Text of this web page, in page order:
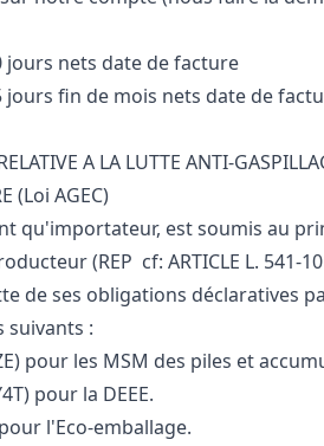
jours nets date de facture
jours fin de mois nets date de
A LA LUTTE ANTI-
(Loi AGEC)
qu'importateur, est soumis au
(REP cf: ARTICLE L. 541-
de ses obligations déclaratives
suivants :
pour les MSM des piles et
pour la DEEE.
pour l'Eco-emballage.